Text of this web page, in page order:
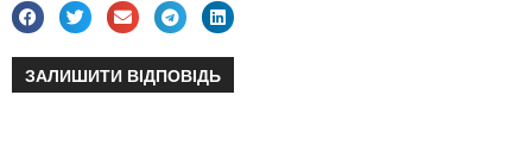
ЗАЛИШИТИ ВІДПОВІДЬ